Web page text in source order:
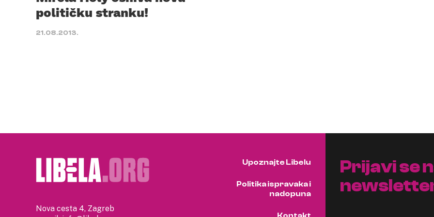
političku stranku!
21.08.2013.
Nova cesta 4, Zagreb
Upoznajte Libelu
Politika ispravaka i
nadopuna
Prijavi se